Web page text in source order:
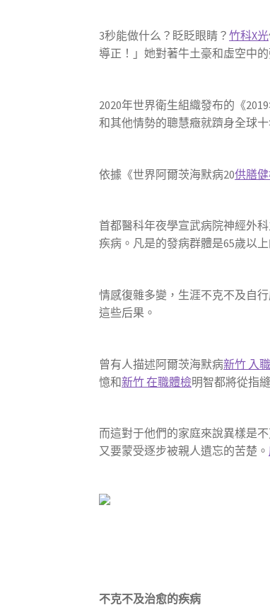
3秒能做什么？眨眨眼睛？竹科X光
導正！」她對著牛土豪和虛空中
2020年世界衛生組織發布的《
和其他情勢的聰慧癥就躋身全球
依據《世界阿爾茨海默病20供膳
首都醫科年夜學宣武病院神經外
疾病。凡是的發病群體是65歲以
情感復雜多變，生涯不克不及自
這些后果。
曾有人描述阿爾茨海默病新竹 入
憶和新竹 在職體檢明智都將從指
而這對于他們的家庭來說異樣是
又要蒙受逐步被親人遺忘的苦楚。
不克不及治愈的疾病